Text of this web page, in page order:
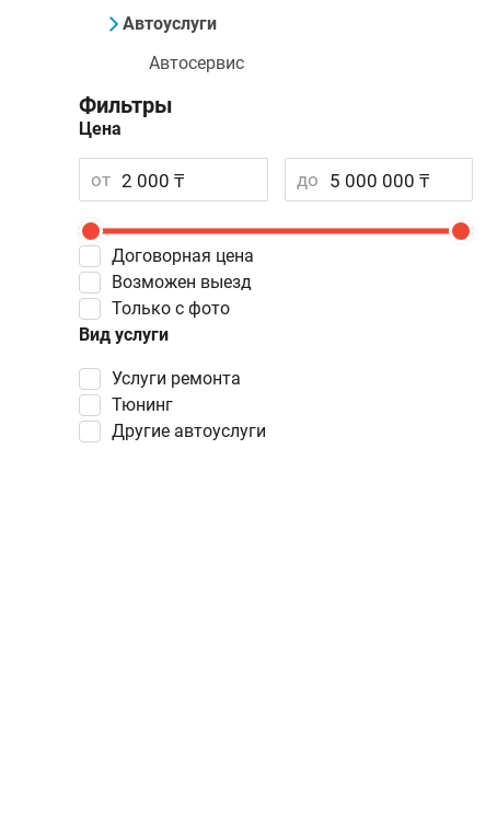
Автоуслуги
Автосервис
Фильтры
Цена
от до
Договорная цена
Возможен выезд
Вид услуги
услуги ремонта
тюнинг
другие автоуслуги
Только с фото